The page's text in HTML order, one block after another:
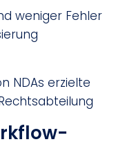
weniger Fehler
NDAs erzielte